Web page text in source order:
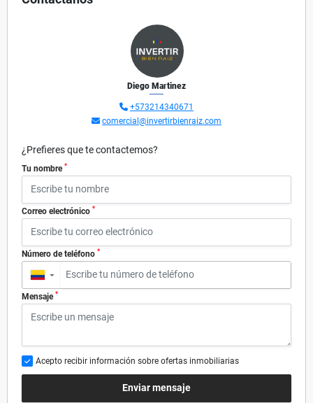
Diego Martinez
+573214340671
comercial@invertirbienraiz.com
¿Prefieres que te contactemos?
Tu nombre *
Correo electrónico *
Número de teléfono *
▼
Mensaje *
Acepto recibir información sobre ofertas inmobiliarias
Enviar mensaje